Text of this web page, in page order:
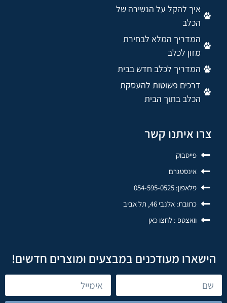
איך להקל על הנשירה של
הכלב
המדריך המלא לבחירת
מזון לכלב
המדריך לכלב חדש בבית
דרכים פשוטות להעסקת
הכלב בתוך הבית
צרו איתנו קשר
פייסבוק
אינסטגרם
פלאפון: 054-595-0525
כתובת: אלנבי 46, תל אביב
וואצטפ : לחצו כאן
הישארו מעודכנים במבצעים ומוצרים חדשים!